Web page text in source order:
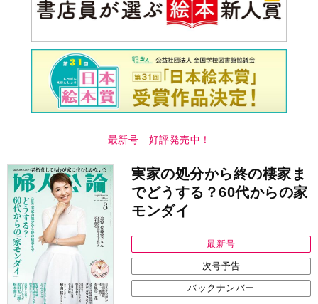
最新号 好評発売中！
実家の処分から終の棲家ま
でどうする？60代からの家
モンダイ
最新号
次号予告
バックナンバー